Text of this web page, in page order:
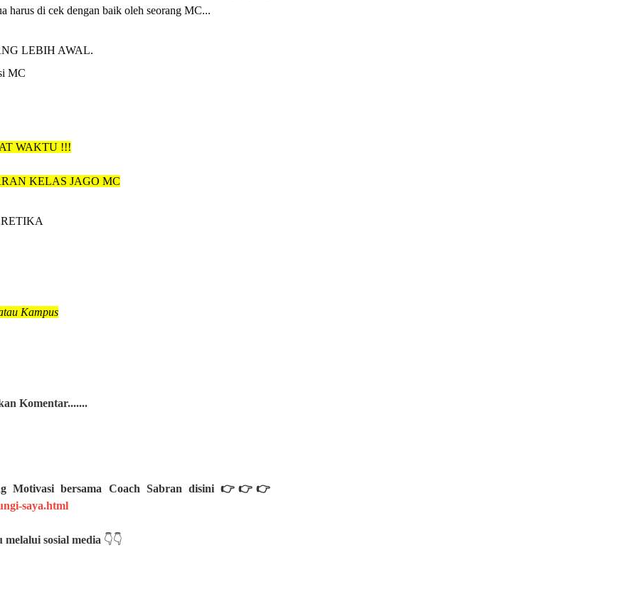
harus di cek dengan baik oleh seorang MC...
LEBIH AWAL.
MC
WAKTU !!!
KELAS JAGO MC
Kampus
Komentar.......
Motivasi bersama Coach Sabran disini 👉👉👉
saya.html
sosial media 👇👇